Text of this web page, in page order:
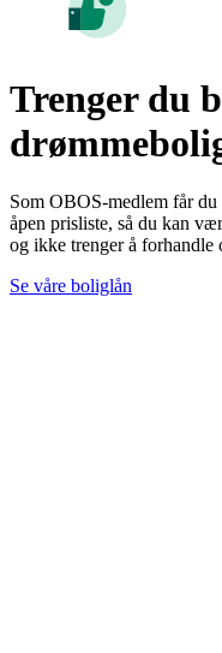
Trenger du
Som OBOS-medlem får
åpen prisliste, så du kan
og ikke trenger å forhandle
Se våre boliglån